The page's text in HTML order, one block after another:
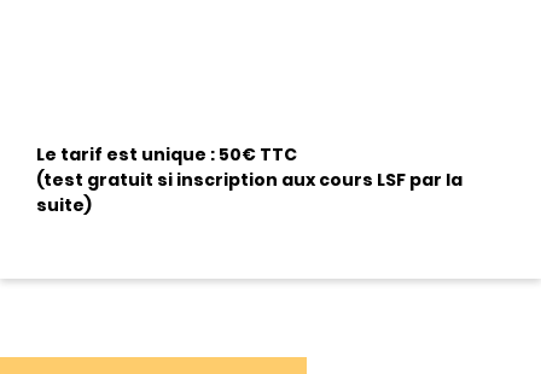
Le tarif est unique : 50€ TTC
(test gratuit si inscription aux cours LSF par la
suite)